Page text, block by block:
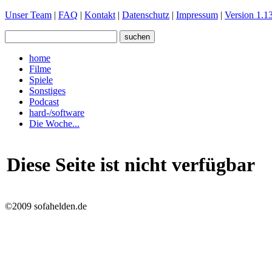
Unser Team | FAQ | Kontakt | Datenschutz | Impressum | Version
home
Filme
Spiele
Sonstiges
Podcast
hard-/software
Die Woche...
Diese Seite ist nicht verfügbar
©2009 sofahelden.de